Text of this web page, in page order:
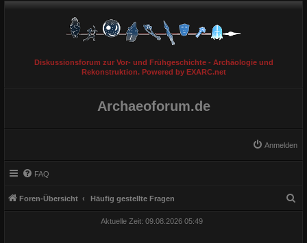
Diskussionsforum zur Vor- und Frühgeschichte - Archäologie und
Rekonstruktion. Powered by EXARC.net
Archaeoforum.de
Anmelden
FAQ
Foren-Übersicht Häufig gestellte Fragen
Aktuelle Zeit: 09.08.2026 05:49